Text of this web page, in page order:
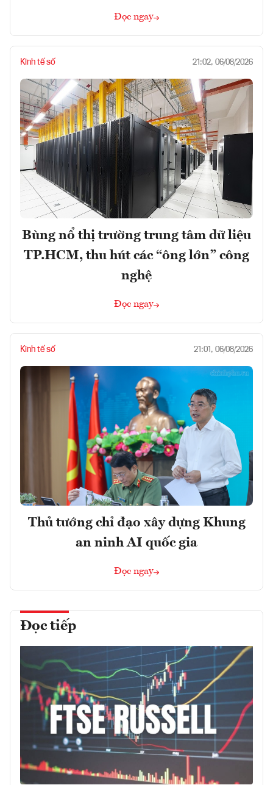
Đọc ngay
Kinh tế số 21:02, 06/08/2026
Bùng nổ thị trường trung tâm dữ liệu
TP.HCM, thu hút các “ông lớn” công
nghệ
Đọc ngay
Kinh tế số 21:01, 06/08/2026
Thủ tướng chỉ đạo xây dựng Khung
an ninh AI quốc gia
Đọc ngay
Đọc tiếp